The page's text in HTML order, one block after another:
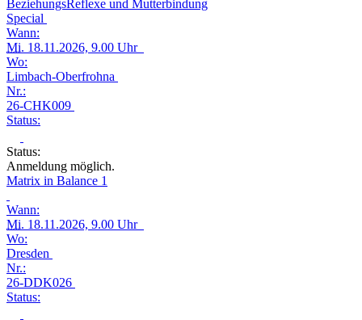
BeziehungsReflexe und Mutterbindung
Special
Wann:
Mi. 18.11.2026, 9.00 Uhr
Wo:
Limbach-Oberfrohna
Nr.:
26-CHK009
Status:
Status:
Anmeldung möglich.
Matrix in Balance 1
Wann:
Mi. 18.11.2026, 9.00 Uhr
Wo:
Dresden
Nr.:
26-DDK026
Status: